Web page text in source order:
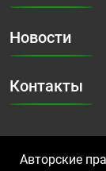
Новости
Контакты
Авторские